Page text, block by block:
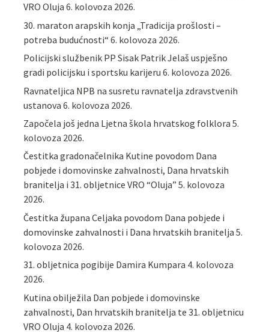
VRO Oluja 6. kolovoza 2026.
30. maraton arapskih konja „Tradicija prošlosti –
potreba budućnosti“ 6. kolovoza 2026.
Policijski službenik PP Sisak Patrik Jelaš uspješno
gradi policijsku i sportsku karijeru 6. kolovoza 2026.
Ravnateljica NPB na susretu ravnatelja zdravstvenih
ustanova 6. kolovoza 2026.
Započela još jedna Ljetna škola hrvatskog folklora 5.
kolovoza 2026.
Čestitka gradonačelnika Kutine povodom Dana
pobjede i domovinske zahvalnosti, Dana hrvatskih
branitelja i 31. obljetnice VRO “Oluja” 5. kolovoza
2026.
Čestitka župana Celjaka povodom Dana pobjede i
domovinske zahvalnosti i Dana hrvatskih branitelja 5.
kolovoza 2026.
31. obljetnica pogibije Damira Kumpara 4. kolovoza
2026.
Kutina obilježila Dan pobjede i domovinske
zahvalnosti, Dan hrvatskih branitelja te 31. obljetnicu
VRO Oluja 4. kolovoza 2026.